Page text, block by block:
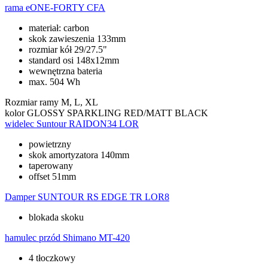
rama eONE-FORTY CFA
materiał: carbon
skok zawieszenia 133mm
rozmiar kół 29/27.5"
standard osi 148x12mm
wewnętrzna bateria
max. 504 Wh
Rozmiar ramy M, L, XL
kolor GLOSSY SPARKLING RED/MATT BLACK
widelec Suntour RAIDON34 LOR
powietrzny
skok amortyzatora 140mm
taperowany
offset 51mm
Damper SUNTOUR RS EDGE TR LOR8
blokada skoku
hamulec przód Shimano MT-420
4 tłoczkowy